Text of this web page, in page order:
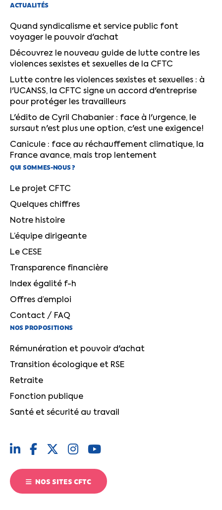
ACTUALITÉS
Quand syndicalisme et service public font
voyager le pouvoir d'achat
Découvrez le nouveau guide de lutte contre les
violences sexistes et sexuelles de la CFTC
Lutte contre les violences sexistes et sexuelles : à
l'UCANSS, la CFTC signe un accord d'entreprise
pour protéger les travailleurs
L'édito de Cyril Chabanier : face à l'urgence, le
sursaut n'est plus une option, c'est une exigence!
Canicule : face au réchauffement climatique, la
France avance, mais trop lentement
QUI SOMMES-NOUS ?
Le projet CFTC
Quelques chiffres
Notre histoire
L’équipe dirigeante
Le CESE
Transparence financière
Index égalité f-h
Offres d’emploi
Contact / FAQ
NOS PROPOSITIONS
Rémunération et pouvoir d'achat
Transition écologique et RSE
Retraite
Fonction publique
Santé et sécurité au travail
NOS SITES CFTC